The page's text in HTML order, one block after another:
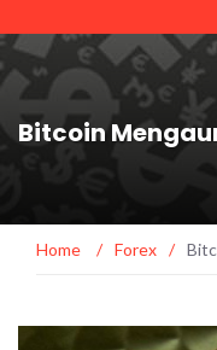
Bitcoin
Home / Forex /